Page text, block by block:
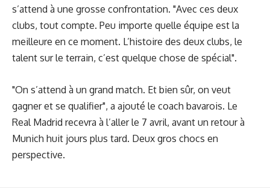
s’attend à une grosse confrontation. "Avec ces deux
clubs, tout compte. Peu importe quelle équipe est la
meilleure en ce moment. L’histoire des deux clubs, le
talent sur le terrain, c’est quelque chose de spécial".
"On s’attend à un grand match. Et bien sûr, on veut
gagner et se qualifier", a ajouté le coach bavarois. Le
Real Madrid recevra à l’aller le 7 avril, avant un retour à
Munich huit jours plus tard. Deux gros chocs en
perspective.